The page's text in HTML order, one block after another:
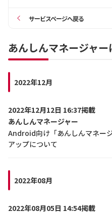
サービスページへ戻る
あんしんマネージャ
2022年12月
2022年12月12日 16:37掲載
あんしんマネージャー
Android向け「あんしんマネー
アップについて
2022年08月
2022年08月05日 14:54掲載